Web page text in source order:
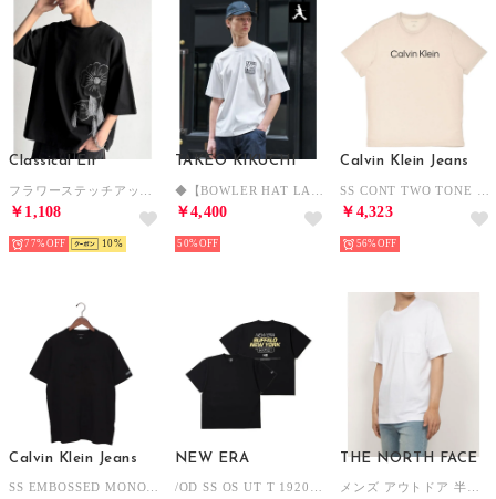
Classical Elf
￥1,108
77% 10
TAKEO KIKUCHI
￥4,400
50%
Calvin Klein Jeans
￥4,323
56%
Calvin Klein Jeans NEW ERA THE NORTH FACE